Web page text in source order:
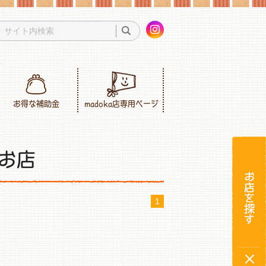
お得な補助金 madoka店専用ページ
店
1